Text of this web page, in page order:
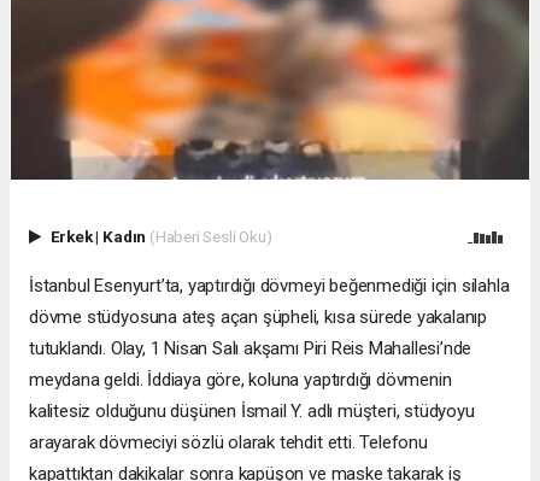
Erkek| Kadın (Haberi Sesli Oku)
İstanbul Esenyurt’ta, yaptırdığı dövmeyi beğenmediği için silahla
dövme stüdyosuna ateş açan şüpheli, kısa sürede yakalanıp
tutuklandı. Olay, 1 Nisan Salı akşamı Piri Reis Mahallesi’nde
meydana geldi. İddiaya göre, koluna yaptırdığı dövmenin
kalitesiz olduğunu düşünen İsmail Y. adlı müşteri, stüdyoyu
arayarak dövmeciyi sözlü olarak tehdit etti. Telefonu
kapattıktan dakikalar sonra kapüşon ve maske takarak iş